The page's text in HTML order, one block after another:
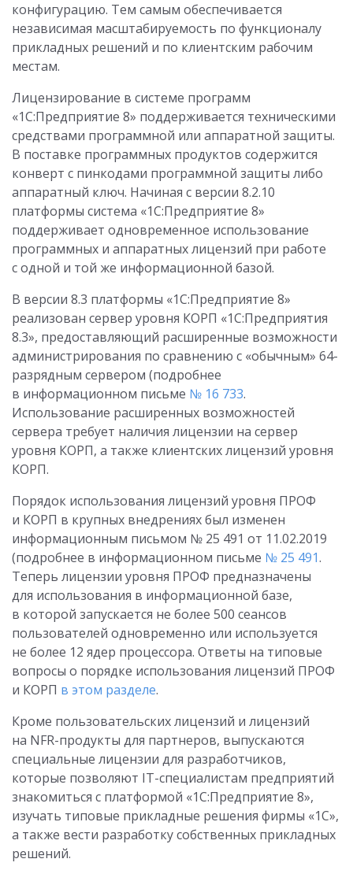
конфигурацию. Тем самым обеспечивается
независимая масштабируемость по функционалу
прикладных решений и по клиентским рабочим
местам.
Лицензирование в системе программ
«1С:Предприятие 8» поддерживается техническими
средствами программной или аппаратной защиты.
В поставке программных продуктов содержится
конверт с пинкодами программной защиты либо
аппаратный ключ. Начиная с версии 8.2.10
платформы система «1С:Предприятие 8»
поддерживает одновременное использование
программных и аппаратных лицензий при работе
с одной и той же информационной базой.
В версии 8.3 платформы «1С:Предприятие 8»
реализован сервер уровня КОРП «1С:Предприятия
8.3», предоставляющий расширенные возможности
администрирования по сравнению с «обычным» 64-
разрядным сервером (подробнее
в информационном письме № 16 733.
Использование расширенных возможностей
сервера требует наличия лицензии на сервер
уровня КОРП, а также клиентских лицензий уровня
КОРП.
Порядок использования лицензий уровня ПРОФ
и КОРП в крупных внедрениях был изменен
информационным письмом № 25 491 от 11.02.2019
(подробнее в информационном письме № 25 491.
Теперь лицензии уровня ПРОФ предназначены
для использования в информационной базе,
в которой запускается не более 500 сеансов
пользователей одновременно или используется
не более 12 ядер процессора. Ответы на типовые
вопросы о порядке использования лицензий ПРОФ
и КОРП в этом разделе.
Кроме пользовательских лицензий и лицензий
на NFR-продукты для партнеров, выпускаются
специальные лицензии для разработчиков,
которые позволяют IT-специалистам предприятий
знакомиться с платформой «1С:Предприятие 8»,
изучать типовые прикладные решения фирмы «1С»,
а также вести разработку собственных прикладных
решений.